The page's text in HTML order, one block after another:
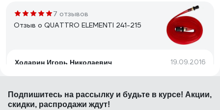
7 отзывов
Отзыв о QUATTRO ELEMENTI 241-215
Ходарин Игорь Николаевич 19.09.2016
Нет падения давления при длине 15 метров, т.е.
атмосферах на входе дает ширину зоны полива
примерно 4 метра (по 2 метра в каждую сторону от
Подпишитесь на рассылку и будьте в курсе! Акции,
скидки, распродажи ждут!